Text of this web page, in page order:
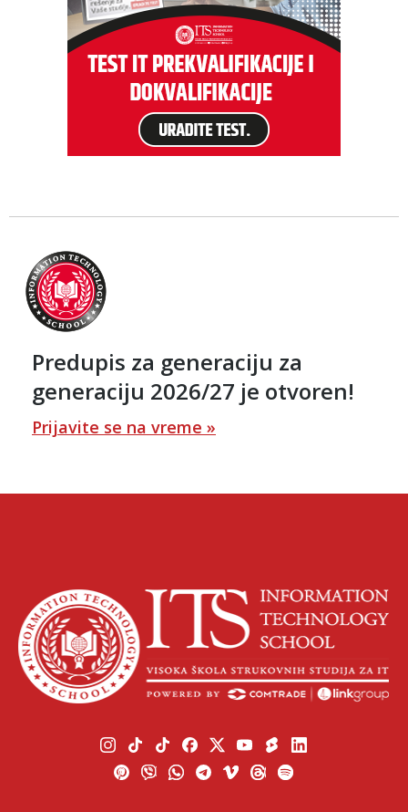
Predupis za generaciju za
generaciju 2026/27 je otvoren!
Prijavite se na vreme »